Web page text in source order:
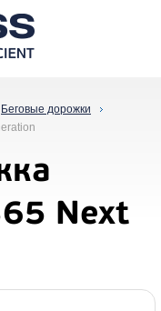
Беговые дорожки
Next